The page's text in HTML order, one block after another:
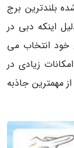
بلندترین برج
است. به دلیل اینکه دبی در
خود انتخاب می
زیادی در
مهمترین جاذبه